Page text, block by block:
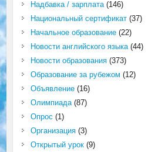
Надбавка / зарплата(146)
Национальный сертификат(37)
Начальное образование(22)
Новости английского языка(44)
Новости образования(373)
Образование за рубежом (12)
Объявление(16)
Олимпиада(87)
Опрос (1)
Организация(3)
Открытый урок(9)